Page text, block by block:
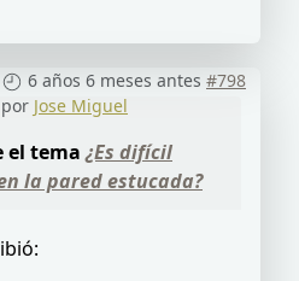
6 años 6 meses antes #798
por Jose Miguel
el tema¿Es difícil
la pared estucada?